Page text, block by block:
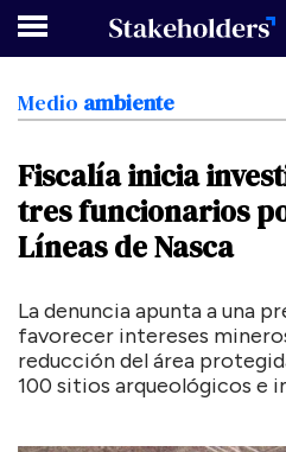
Medio ambiente
Fiscalíainicia
tresfuncionarios
Líneas deNasca
La denuncia apunta a una
favorecer intereses
reducción del área
100 sitios arqueológicos e